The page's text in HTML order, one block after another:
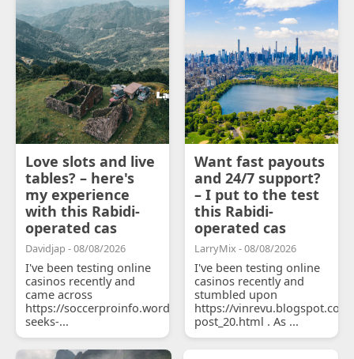
Love slots and live
tables? – here's
my experience
with this Rabidi-
operated cas
Davidjap - 08/08/2026
I've been testing online
casinos recently and
came across
https://soccerproinfo.wordpress.com/2026/07/11/courtois-
seeks-...
Want fast payouts
and 24/7 support?
– I put to the test
this Rabidi-
operated cas
LarryMix - 08/08/2026
I've been testing online
casinos recently and
stumbled upon
https://
post_20.html . As ...